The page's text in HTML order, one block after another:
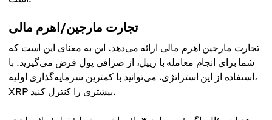
تجارت مارجین/اهرم مالی
تجارت مارجین اهرم مالی ارائه می‌دهد. این به معنای این است که
شما برای انجام معامله با ریپل، از صرافی پول قرض می‌گیرید. با
استفاده از این استراتژی، می‌توانید با کمترین سرمایه‌گذاری اولیه،
XRP بیشتری را کنترل کنید.